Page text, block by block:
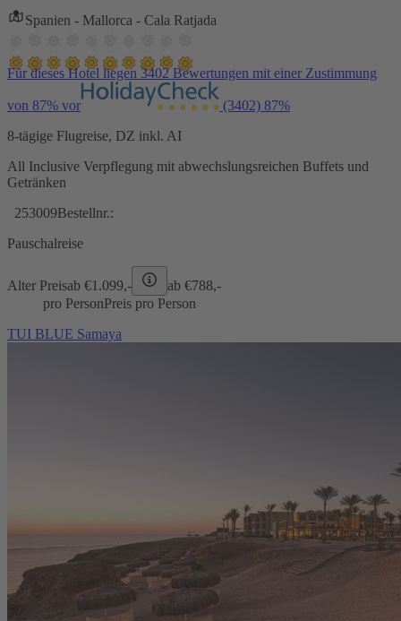
Spanien - Mallorca - Cala Ratjada
Für dieses Hotel liegen 3402 Bewertungen mit einer Zustimmung
von 87% vor (3402) 87%
8-tägige Flugreise, DZ inkl. AI
All Inclusive Verpflegung mit abwechslungsreichen Buffets und
Getränken
253009Bestellnr.:
Pauschalreise
Alter Preisab €1.099,- ab €788,-
pro PersonPreis pro Person
TUI BLUE Samaya